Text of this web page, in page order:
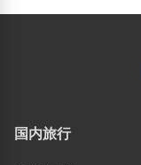
国内旅行